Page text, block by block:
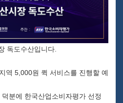
독도수산입니다.
역 5,000원 퀵 서비스를 진행할 예
분에 한국산업소비자평가 선정